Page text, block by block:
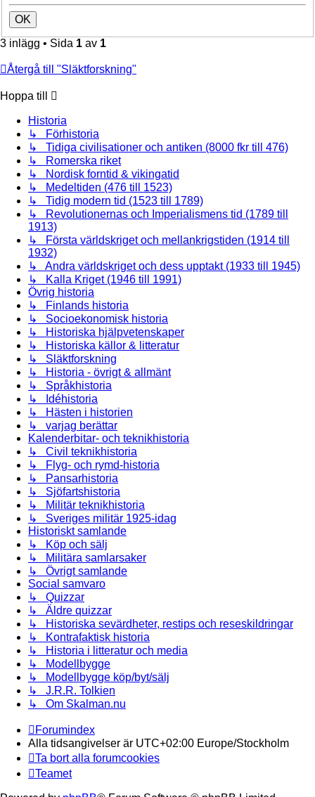
3 inlägg • Sida 1 av 1
Återgå till "Släktforskning"
Hoppa till
Historia
↳ Förhistoria
↳ Tidiga civilisationer och antiken (8000 fkr till 476)
↳ Romerska riket
↳ Nordisk forntid & vikingatid
↳ Medeltiden (476 till 1523)
↳ Tidig modern tid (1523 till 1789)
↳ Revolutionernas och Imperialismens tid (1789 till
1913)
↳ Första världskriget och mellankrigstiden (1914 till
1932)
↳ Andra världskriget och dess upptakt (1933 till 1945)
↳ Kalla Kriget (1946 till 1991)
Övrig historia
↳ Finlands historia
↳ Socioekonomisk historia
↳ Historiska hjälpvetenskaper
↳ Historiska källor & litteratur
↳ Släktforskning
↳ Historia - övrigt & allmänt
↳ Språkhistoria
↳ Idéhistoria
↳ Hästen i historien
↳ varjag berättar
Kalenderbitar- och teknikhistoria
↳ Civil teknikhistoria
↳ Flyg- och rymd-historia
↳ Pansarhistoria
↳ Sjöfartshistoria
↳ Militär teknikhistoria
↳ Sveriges militär 1925-idag
Historiskt samlande
↳ Köp och sälj
↳ Militära samlarsaker
↳ Övrigt samlande
Social samvaro
↳ Quizzar
↳ Äldre quizzar
↳ Historiska sevärdheter, restips och reseskildringar
↳ Kontrafaktisk historia
↳ Historia i litteratur och media
↳ Modellbygge
↳ Modellbygge köp/byt/sälj
↳ J.R.R. Tolkien
↳ Om Skalman.nu
Forumindex
Alla tidsangivelser är UTC+02:00 Europe/Stockholm
Ta bort alla forumcookies
Teamet